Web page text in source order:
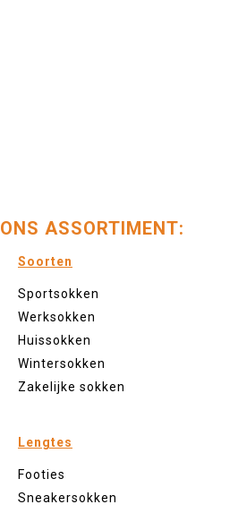
ONS ASSORTIMENT:
Soorten
Sportsokken
Werksokken
Huissokken
Wintersokken
Zakelijke sokken
Lengtes
Footies
Sneakersokken